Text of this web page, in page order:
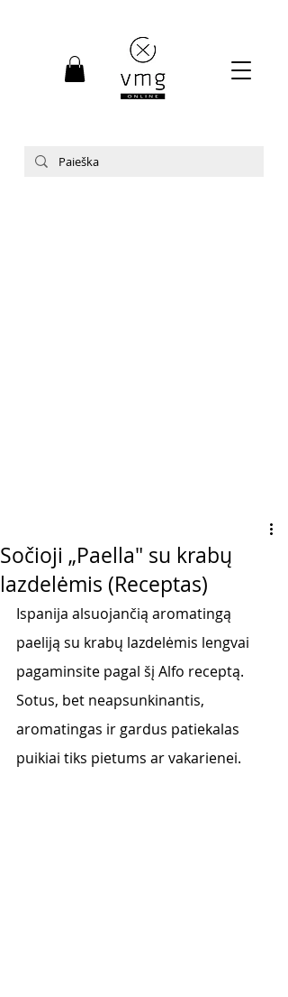
Sočioji „Paella" su krabų
lazdelėmis (Receptas)
Ispanija alsuojančią aromatingą
paeliją su krabų lazdelėmis lengvai
pagaminsite pagal šį Alfo receptą.
Sotus, bet neapsunkinantis,
aromatingas ir gardus patiekalas
puikiai tiks pietums ar vakarienei.